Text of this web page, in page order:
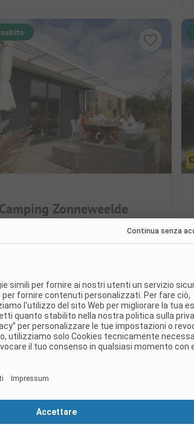
Zonneweelde
famiglie con bambini
metri dalla spiaggia
comfort con sanitari privati
8.8
Ottimo
(122 Valutazioni)
Mostra prezzo